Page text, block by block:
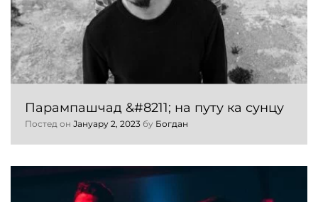
Парампашчад &#8211; на путу ка сунцу
Постед он Јануарy 2, 2023 бy Богдан